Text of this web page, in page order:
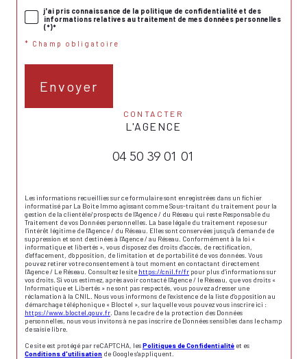
j'ai pris connaissance de la politique de confidentialité et des
informations relatives au traitement de mes données personnelles
(*)*
* Champ obligatoire
Envoyer
CONTACTER
L'AGENCE
04 50 39 01 01
Les informations recueillies sur ce formulaire sont enregistrées dans un fichier
informatisé par La Boite Immo agissant comme Sous-traitant du traitement pour la
gestion de la clientèle/prospects de l'Agence / du Réseau qui reste Responsable du
Traitement de vos Données personnelles. La base légale du traitement repose sur
l'intérêt légitime de l'Agence / du Réseau. Elles sont conservées jusqu'à demande de
suppression et sont destinées à l'Agence / au Réseau. Conformément à la loi «
informatique et libertés », vous disposez des droits d’accès, de rectification,
d’effacement, d’opposition, de limitation et de portabilité de vos données. Vous
pouvez retirer votre consentement à tout moment en contactant directement
l’Agence / Le Réseau. Consultez le site https://cnil.fr/fr pour plus d’informations sur
vos droits. Si vous estimez, après avoir contacté l'Agence / le Réseau, que vos droits «
Informatique et Libertés » ne sont pas respectés, vous pouvez adresser une
réclamation à la CNIL. Nous vous informons de l’existence de la liste d'opposition au
démarchage téléphonique « Bloctel », sur laquelle vous pouvez vous inscrire ici :
https://www.bloctel.gouv.fr . Dans le cadre de la protection des Données
personnelles, nous vous invitons à ne pas inscrire de Données sensibles dans le champ
de saisie libre.
Ce site est protégé par reCAPTCHA, lesPolitiques de Confidentialité et es
Conditions d'utilisation de Google s'appliquent.